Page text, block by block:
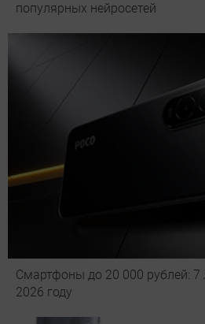
популярных нейросетей
Смартфоны до 20 000 рублей: 7
2026 году